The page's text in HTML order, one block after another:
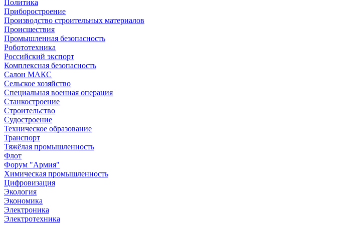
Политика
Приборостроение
Производство строительных материалов
Происшествия
Промышленная безопасность
Робототехника
Российский экспорт
Комплексная безопасность
Салон МАКС
Сельское хозяйство
Специальная военная операция
Станкостроение
Строительство
Судостроение
Техническое образование
Транспорт
Тяжёлая промышленность
Флот
Форум "Армия"
Химическая промышленность
Цифровизация
Экология
Экономика
Электроника
Электротехника